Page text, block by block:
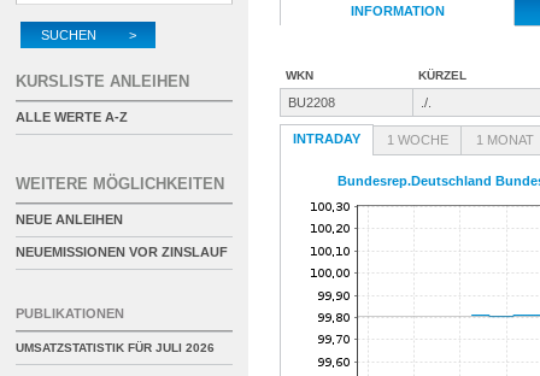
INFORMATION
WKN KÜRZEL
BU2208 ./.
INTRADAY 1 WOCHE 1 MONAT
Bundesrep.Deutschland
SUCHEN >
KURSLISTE ANLEIHEN
ALLE WERTE A-Z
WEITERE MÖGLICHKEITEN
NEUE ANLEIHEN
NEUEMISSIONEN VOR ZINSLAUF
PUBLIKATIONEN
UMSATZSTATISTIK FÜR JULI 2026